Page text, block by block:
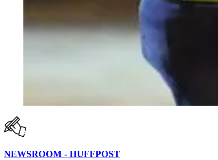
NEWSROOM - HUFFPOST